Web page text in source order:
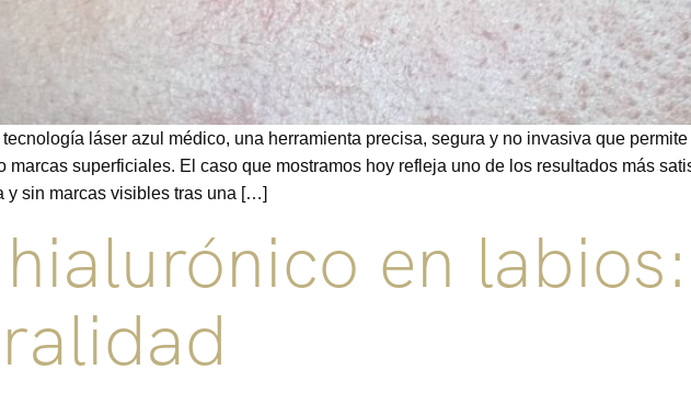
láser azul médico, una herramienta precisa, segura y no invasiva que
marcas superficiales. El caso que mostramos hoy refleja uno de los resultados más
y sin marcas visibles tras una […]
en